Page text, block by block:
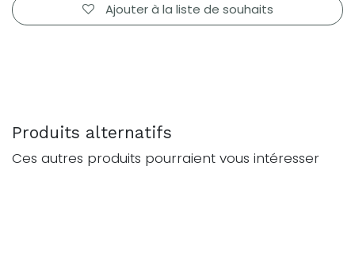
Ajouter à la liste de souhaits
Produits alternatifs
Ces autres produits pourraient vous intéresser